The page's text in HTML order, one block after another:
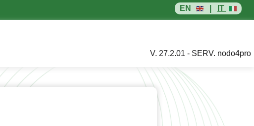
EN IT
V. 27.2.01 - SERV. nodo4pro